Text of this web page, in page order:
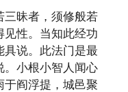
三昧者，须修般若
性。当知此经功
说。此法门是最
。小根小智人闻心
阎浮提，城邑聚